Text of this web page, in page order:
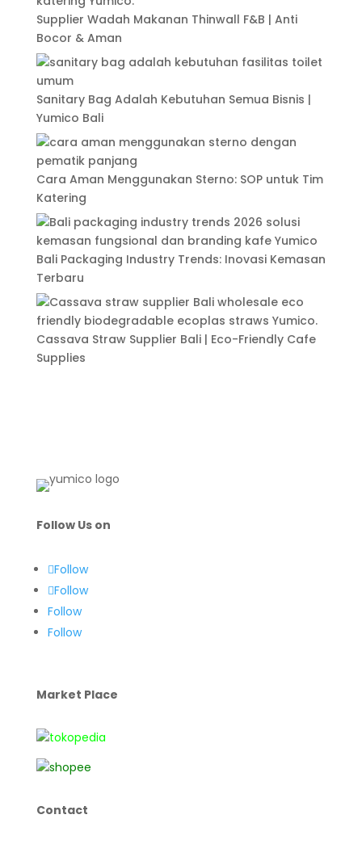
Supplier Wadah Makanan Thinwall F&B | Anti
Bocor & Aman
Sanitary Bag Adalah Kebutuhan Semua Bisnis |
Yumico Bali
Cara Aman Menggunakan Sterno: SOP untuk Tim
Katering
Bali Packaging Industry Trends: Inovasi Kemasan
Terbaru
Cassava Straw Supplier Bali | Eco-Friendly Cafe
Supplies
Follow Us on
Follow
Follow
Follow
Follow
Market Place
Contact